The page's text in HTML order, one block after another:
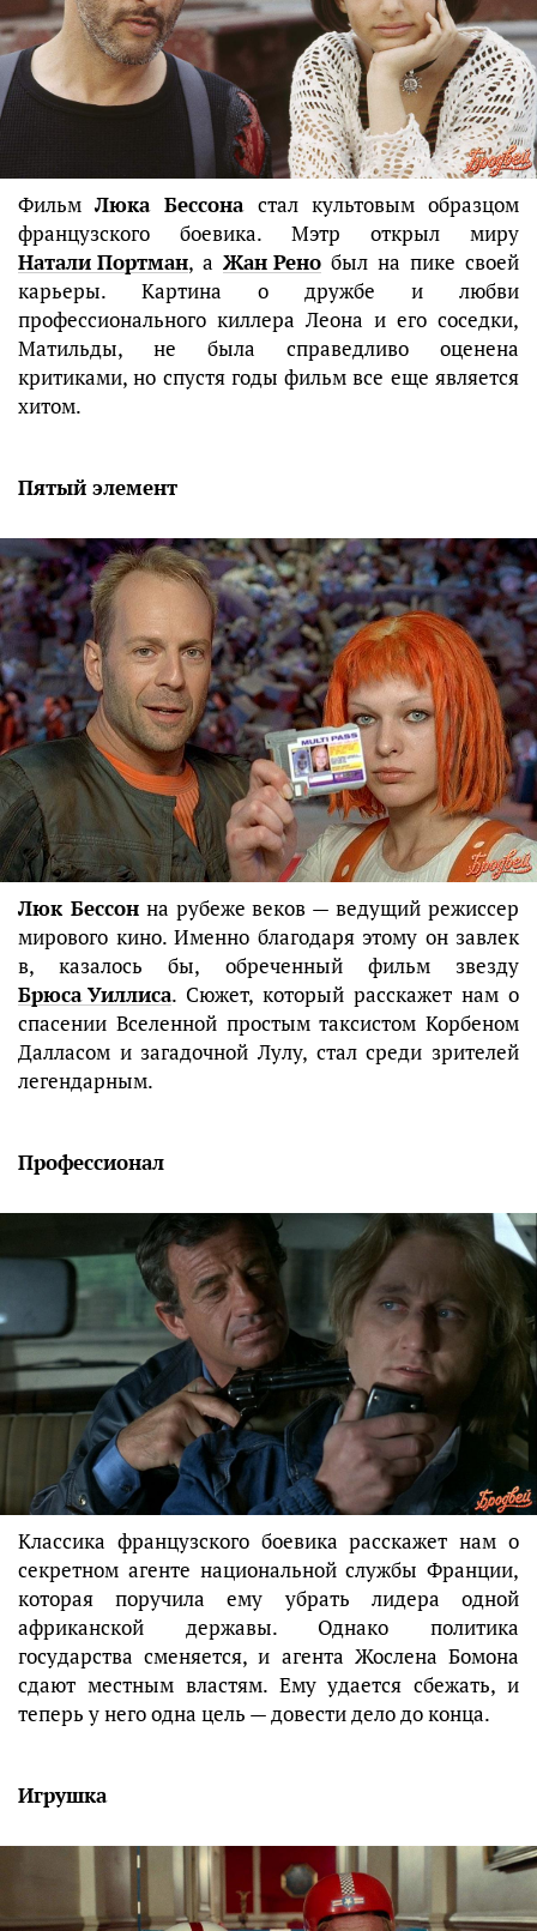
ФильмЛюка Бессонастал культовым образцом
французского боевика. Мэтр открыл миру
Натали Портман, а Жан Рено был на пике своей
карьеры. Картина о дружбе и любви
профессионального киллера Леона и его соседки,
Матильды, не была справедливо оценена
критиками, но спустя годы фильм все еще является
хитом.
Пятый элемент
Люк Бессонна рубеже веков — ведущий режиссер
мирового кино. Именно благодаря этому он завлек
в, казалось бы, обреченный фильм звезду
Брюса Уиллиса. Сюжет, который расскажет нам о
спасении Вселенной простым таксистом Корбеном
Далласом и загадочной Лулу, стал среди зрителей
легендарным.
Профессионал
Классика французского боевика расскажет нам о
секретном агенте национальной службы Франции,
которая поручила ему убрать лидера одной
африканской державы. Однако политика
государства сменяется, и агента Жослена Бомона
сдают местным властям. Ему удается сбежать, и
теперь у него одна цель — довести дело до конца.
Игрушка